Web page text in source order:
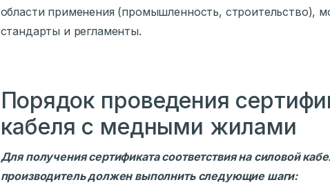
области применения (промышленность, строительство),
стандарты и регламенты.
Порядок проведения
кабеля с медными жилами
Для получения сертификата соответствия на силовой
производитель должен выполнить следующие шаги: